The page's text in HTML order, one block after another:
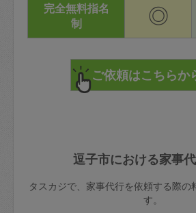
完全無料指名
制
◎
逗子市における家事
タスカジで、家事代行を依頼する際の
す。